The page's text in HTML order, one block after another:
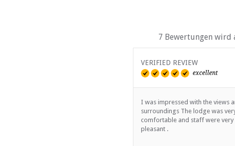
7 Bewertungen wird
VERIFIED REVIEW
excellent
I was impressed with the views
surroundings The lodge was
comfortable and staff were very
pleasant .